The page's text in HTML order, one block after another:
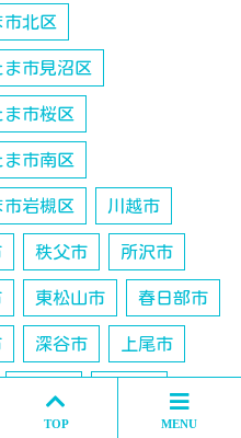
市北区
ま市見沼区
ま市桜区
ま市南区
市岩槻区 川越市
秩父市 所沢市
東松山市 春日部市
深谷市 上尾市
TOP MENU